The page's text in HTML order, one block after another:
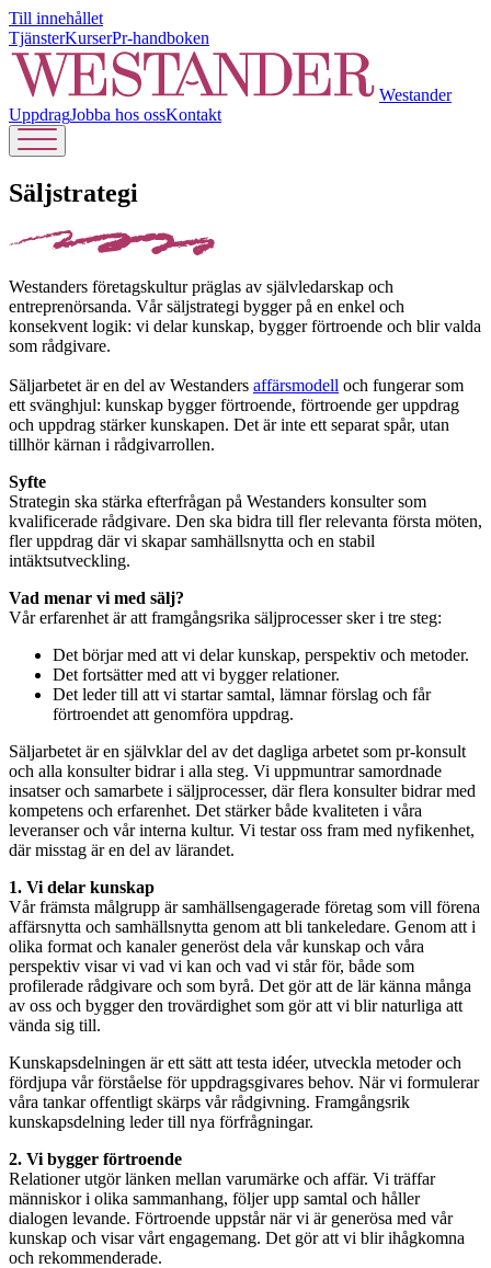
Till innehållet
TjänsterKurserPr-handboken
Westander
UppdragJobba hos ossKontakt
Säljstrategi
Westanders företagskultur präglas av självledarskap och
entreprenörsanda. Vår säljstrategi bygger på en enkel och
konsekvent logik: vi delar kunskap, bygger förtroende och blir valda
som rådgivare.
Säljarbetet är en del av Westanders affärsmodell och fungerar som
ett svänghjul: kunskap bygger förtroende, förtroende ger uppdrag
och uppdrag stärker kunskapen. Det är inte ett separat spår, utan
tillhör kärnan i rådgivarrollen.
Syfte
Strategin ska stärka efterfrågan på Westanders konsulter som
kvalificerade rådgivare. Den ska bidra till fler relevanta första möten,
fler uppdrag där vi skapar samhällsnytta och en stabil
intäktsutveckling.
Vad menar vi med sälj?
Vår erfarenhet är att framgångsrika säljprocesser sker i tre steg:
Det börjar med att vi delar kunskap, perspektiv och metoder.
Det fortsätter med att vi bygger relationer.
Det leder till att vi startar samtal, lämnar förslag och får
förtroendet att genomföra uppdrag.
Säljarbetet är en självklar del av det dagliga arbetet som pr-konsult
och alla konsulter bidrar i alla steg. Vi uppmuntrar samordnade
insatser och samarbete i säljprocesser, där flera konsulter bidrar med
kompetens och erfarenhet. Det stärker både kvaliteten i våra
leveranser och vår interna kultur. Vi testar oss fram med nyfikenhet,
där misstag är en del av lärandet.
1. Vi delar kunskap
Vår främsta målgrupp är samhällsengagerade företag som vill förena
affärsnytta och samhällsnytta genom att bli tankeledare. Genom att i
olika format och kanaler generöst dela vår kunskap och våra
perspektiv visar vi vad vi kan och vad vi står för, både som
profilerade rådgivare och som byrå. Det gör att de lär känna många
av oss och bygger den trovärdighet som gör att vi blir naturliga att
vända sig till.
Kunskapsdelningen är ett sätt att testa idéer, utveckla metoder och
fördjupa vår förståelse för uppdragsgivares behov. När vi formulerar
våra tankar offentligt skärps vår rådgivning. Framgångsrik
kunskapsdelning leder till nya förfrågningar.
2. Vi bygger förtroende
Relationer utgör länken mellan varumärke och affär. Vi träffar
människor i olika sammanhang, följer upp samtal och håller
dialogen levande. Förtroende uppstår när vi är generösa med vår
kunskap och visar vårt engagemang. Det gör att vi blir ihågkomna
och rekommenderade.